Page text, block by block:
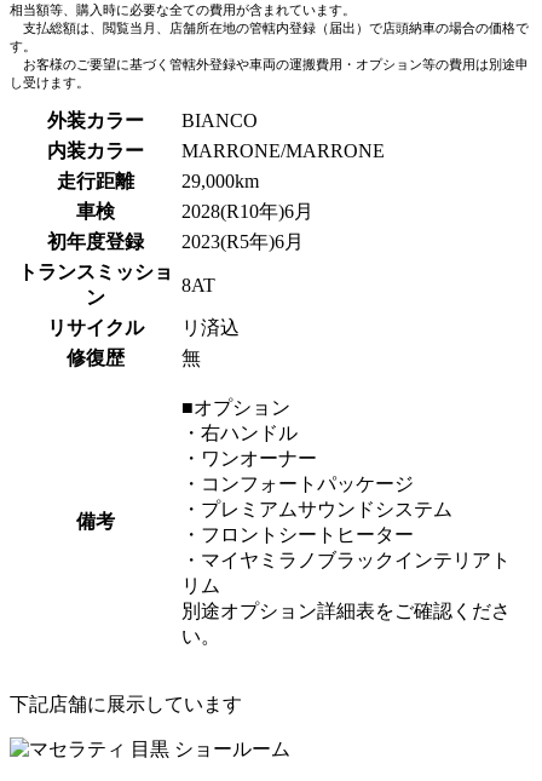
相当額等、購入時に必要な全ての費用が含まれています。
支払総額は、閲覧当月、店舗所在地の管轄内登録（届出）で店頭納車の場合の価格で
す。
お客様のご要望に基づく管轄外登録や車両の運搬費用・オプション等の費用は別途申
し受けます。
外装カラー
BIANCO
内装カラー
MARRONE/MARRONE
走行距離
29,000km
車検
2028(R10年)6月
初年度登録
2023(R5年)6月
トランスミッショ
ン
8AT
リサイクル
リ済込
修復歴
無
備考
■オプション
・右ハンドル
・ワンオーナー
・コンフォートパッケージ
・プレミアムサウンドシステム
・フロントシートヒーター
・マイヤミラノブラックインテリアト
リム
別途オプション詳細表をご確認くださ
い。
下記店舗に展示しています